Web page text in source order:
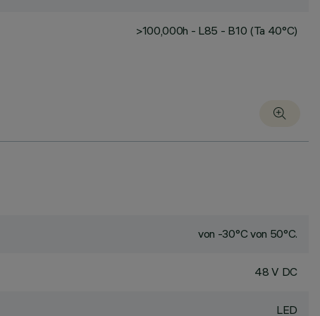
>100,000h - L85 - B10 (Ta 40°C)
von -30°C von 50°C.
48 V DC
LED